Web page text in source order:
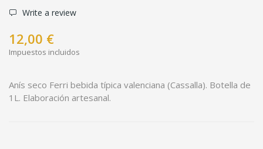
Write a review
12,00 €
Impuestos incluidos
Anís seco Ferri bebida típica valenciana (Cassalla). Botella de
1L. Elaboración artesanal.